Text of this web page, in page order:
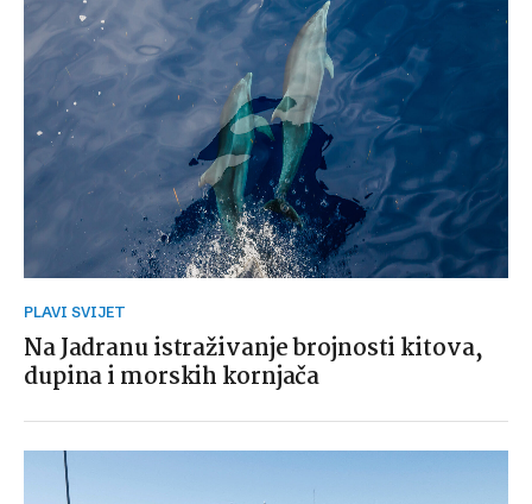
PLAVI SVIJET
Na Jadranu istraživanje brojnosti kitova,
dupina i morskih kornjača